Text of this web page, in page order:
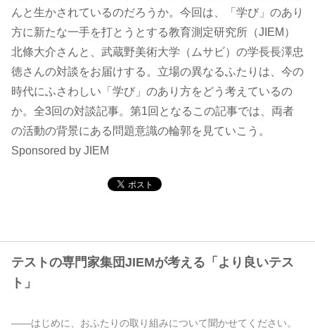
んと生かされているのだろうか。今回は、「学び」のあり
方に新たな一手を打とうとする教育測定研究所（JIEM）
北條大介さんと、武蔵野美術大学（ムサビ）の学長長澤忠
徳さんの対談をお届けする。立場の異なるふたりは、今の
時代にふさわしい「学び」のあり方をどう考えているの
か。全3回の対談記事。第1回となるこの記事では、両者
の活動の背景にある問題意識の輪郭を見ていこう。
Sponsored by JIEM
テストの専門家集団JIEMが考える「より良いテス
ト」
——はじめに、おふたりの取り組みについて聞かせてください。
このサイトについて
運営会社
お問い合わせ